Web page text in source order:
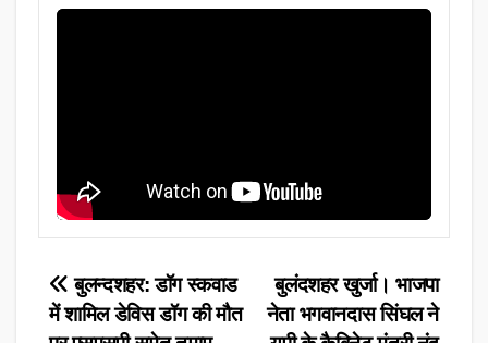
Post
बुलंदशहर खुर्जा। भाजपा
नेता भगवानदास सिंघल ने
बुलन्दशहर: डॉग स्कवाड
में शामिल डेविस डॉग की मौत